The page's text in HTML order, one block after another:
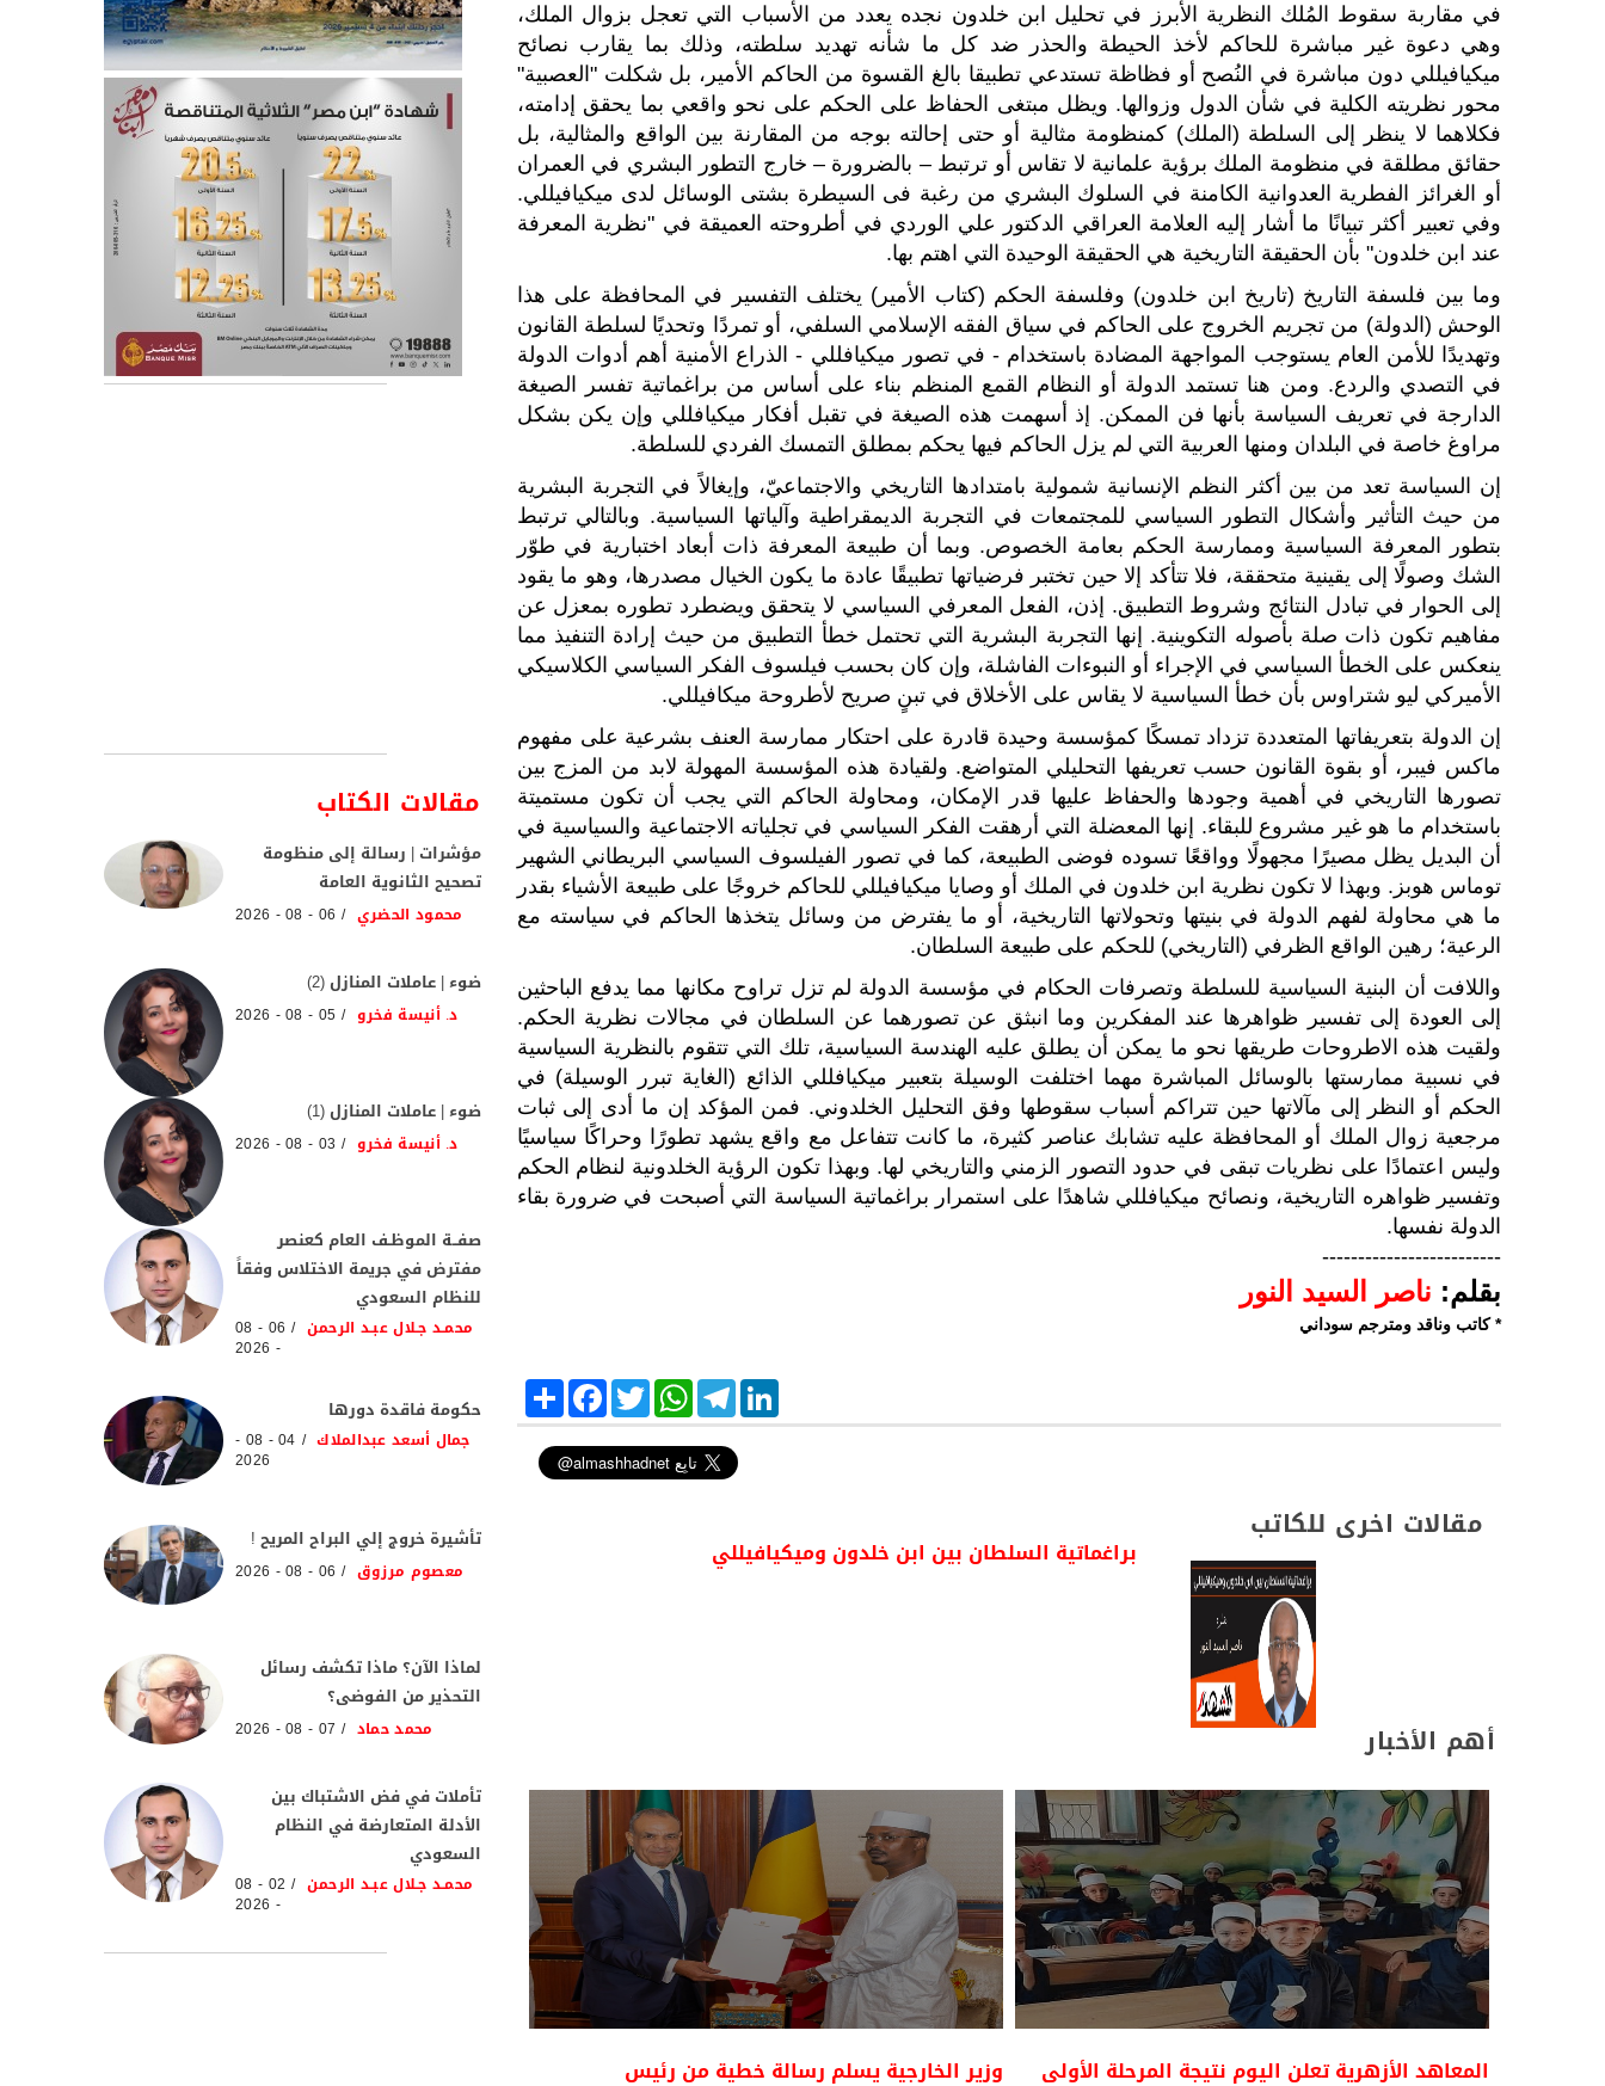
في مقاربة سقوط المُلك النظرية الأبرز في تحليل ابن خلدون نجده يعدد من الأسباب التي تعجل بزوال الملك،
وهي دعوة غير مباشرة للحاكم لأخذ الحيطة والحذر ضد كل ما شأنه تهديد سلطته، وذلك بما يقارب نصائح
ميكيافيللي دون مباشرة في النُصح أو فظاظة تستدعي تطبيقا بالغ القسوة من الحاكم الأمير، بل شكلت "العصبية"
محور نظريته الكلية في شأن الدول وزوالها. ويظل مبتغى الحفاظ على الحكم على نحو واقعي بما يحقق إدامته،
فكلاهما لا ينظر إلى السلطة (الملك) كمنظومة مثالية أو حتى إحالته بوجه من المقارنة بين الواقع والمثالية، بل
حقائق مطلقة في منظومة الملك برؤية علمانية لا تقاس أو ترتبط – بالضرورة – خارج التطور البشري في العمران
أو الغرائز الفطرية العدوانية الكامنة في السلوك البشري من رغبة فى السيطرة بشتى الوسائل لدى ميكيافيللي.
وفي تعبير أكثر تبيانًا ما أشار إليه العلامة العراقي الدكتور علي الوردي في أطروحته العميقة في "نظرية المعرفة
عند ابن خلدون" بأن الحقيقة التاريخية هي الحقيقة الوحيدة التي اهتم بها.
وما بين فلسفة التاريخ (تاريخ ابن خلدون) وفلسفة الحكم (كتاب الأمير) يختلف التفسير في المحافظة على هذا
الوحش (الدولة) من تجريم الخروج على الحاكم في سياق الفقه الإسلامي السلفي، أو تمردًا وتحديًا لسلطة القانون
وتهديدًا للأمن العام يستوجب المواجهة المضادة باستخدام - في تصور ميكيافللي - الذراع الأمنية أهم أدوات الدولة
في التصدي والردع. ومن هنا تستمد الدولة أو النظام القمع المنظم بناء على أساس من براغماتية تفسر الصيغة
الدارجة في تعريف السياسة بأنها فن الممكن. إذ أسهمت هذه الصيغة في تقبل أفكار ميكيافللي وإن يكن بشكل
مراوغ خاصة في البلدان ومنها العربية التي لم يزل الحاكم فيها يحكم بمطلق التمسك الفردي للسلطة.
إن السياسة تعد من بين أكثر النظم الإنسانية شمولية بامتدادها التاريخي والاجتماعيّ، وإيغالاً في التجربة البشرية
من حيث التأثير وأشكال التطور السياسي للمجتمعات في التجربة الديمقراطية وآلياتها السياسية. وبالتالي ترتبط
بتطور المعرفة السياسية وممارسة الحكم بعامة الخصوص. وبما أن طبيعة المعرفة ذات أبعاد اختبارية في طوّر
الشك وصولًا إلى يقينية متحققة، فلا تتأكد إلا حين تختبر فرضياتها تطبيقًا عادة ما يكون الخيال مصدرها، وهو ما يقود
إلى الحوار في تبادل النتائج وشروط التطبيق. إذن، الفعل المعرفي السياسي لا يتحقق ويضطرد تطوره بمعزل عن
مفاهيم تكون ذات صلة بأصوله التكوينية. إنها التجربة البشرية التي تحتمل خطأ التطبيق من حيث إرادة التنفيذ مما
ينعكس على الخطأ السياسي في الإجراء أو النبوءات الفاشلة، وإن كان بحسب فيلسوف الفكر السياسي الكلاسيكي
الأميركي ليو شتراوس بأن خطأ السياسية لا يقاس على الأخلاق في تبنٍ صريح لأطروحة ميكافيللي.
إن الدولة بتعريفاتها المتعددة تزداد تمسكًا كمؤسسة وحيدة قادرة على احتكار ممارسة العنف بشرعية على مفهوم
ماكس فيبر، أو بقوة القانون حسب تعريفها التحليلي المتواضع. ولقيادة هذه المؤسسة المهولة لابد من المزج بين
تصورها التاريخي في أهمية وجودها والحفاظ عليها قدر الإمكان، ومحاولة الحاكم التي يجب أن تكون مستميتة
باستخدام ما هو غير مشروع للبقاء. إنها المعضلة التي أرهقت الفكر السياسي في تجلياته الاجتماعية والسياسية في
أن البديل يظل مصيرًا مجهولًا وواقعًا تسوده فوضى الطبيعة، كما في تصور الفيلسوف السياسي البريطاني الشهير
توماس هوبز. وبهذا لا تكون نظرية ابن خلدون في الملك أو وصايا ميكيافيللي للحاكم خروجًا على طبيعة الأشياء بقدر
ما هي محاولة لفهم الدولة في بنيتها وتحولاتها التاريخية، أو ما يفترض من وسائل يتخذها الحاكم في سياسته مع
الرعية؛ رهين الواقع الظرفي (التاريخي) للحكم على طبيعة السلطان.
واللافت أن البنية السياسية للسلطة وتصرفات الحكام في مؤسسة الدولة لم تزل تراوح مكانها مما يدفع الباحثين
إلى العودة إلى تفسير ظواهرها عند المفكرين وما انبثق عن تصورهما عن السلطان في مجالات نظرية الحكم.
ولقيت هذه الاطروحات طريقها نحو ما يمكن أن يطلق عليه الهندسة السياسية، تلك التي تتقوم بالنظرية السياسية
في نسبية ممارستها بالوسائل المباشرة مهما اختلفت الوسيلة بتعبير ميكيافللي الذائع (الغاية تبرر الوسيلة) في
الحكم أو النظر إلى مآلاتها حين تتراكم أسباب سقوطها وفق التحليل الخلدوني. فمن المؤكد إن ما أدى إلى ثبات
مرجعية زوال الملك أو المحافظة عليه تشابك عناصر كثيرة، ما كانت تتفاعل مع واقع يشهد تطورًا وحراكًا سياسيًا
وليس اعتمادًا على نظريات تبقى في حدود التصور الزمني والتاريخي لها. وبهذا تكون الرؤية الخلدونية لنظام الحكم
وتفسير ظواهره التاريخية، ونصائح ميكيافللي شاهدًا على استمرار براغماتية السياسة التي أصبحت في ضرورة بقاء
الدولة نفسها.
-------------------------
بقلم: ناصر السيد النور
* كاتب وناقد ومترجم سوداني
S
h
a
r
e
F
a
c
e
b
o
T
w
i
t
t
e
W
h
a
t
s
A
T
e
l
e
g
r
L
i
n
مقالات اخرى للكاتب
براغماتية السلطان بين ابن خلدون وميكيافيللي
أهم الأخبار
المعاهد الأزهرية تعلن اليوم نتيجة المرحلة الأولى
وزير الخارجية يسلم رسالة خطية من رئيس
مقالات الكتاب
مؤشرات | رسالة إلى منظومة
تصحيح الثانوية العامة
محمود الحضري 06 - 08 - 2026
ضوء | عاملات المنازل (2)
د. أنيسة فخرو 05 - 08 - 2026
ضوء | عاملات المنازل (1)
د. أنيسة فخرو 03 - 08 - 2026
صفــة الموظـف العام كعنصر
مفترض في جريمة الاختلاس وفقاً
للنظام السعودي
محمـد جـلال عبـد الرحمن 06 - 08
- 2026
حكومة فاقدة دورها
جمال أسعد عبدالملاك 04 - 08 -
2026
تأشيرة خروج إلي البراح المريح !
معصوم مرزوق 06 - 08 - 2026
لماذا الآن؟ ماذا تكشف رسائل
التحذير من الفوضى؟
محمد حماد 07 - 08 - 2026
تأملات في فض الاشتباك بين
الأدلة المتعارضة في النظام
السعودي
محمـد جـلال عبـد الرحمن 02 - 08
- 2026